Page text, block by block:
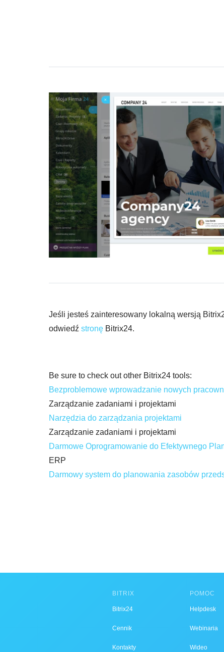
Jeśli jesteś zainteresowany lokalną wersją
odwiedź stronę Bitrix24.
Be sure to check out other Bitrix24 tools:
Bezproblemowe wprowadzanie nowych
Zarządzanie zadaniami i projektami
Narzędzia do zarządzania projektami
Zarządzanie zadaniami i projektami
Darmowe Oprogramowanie do Efektywnego
ERP
Darmowy system do planowania zasobów
BITRIX
Bitrix24
Cennik
Kontakty
POMOC
Helpdesk
Webinaria
Wideo